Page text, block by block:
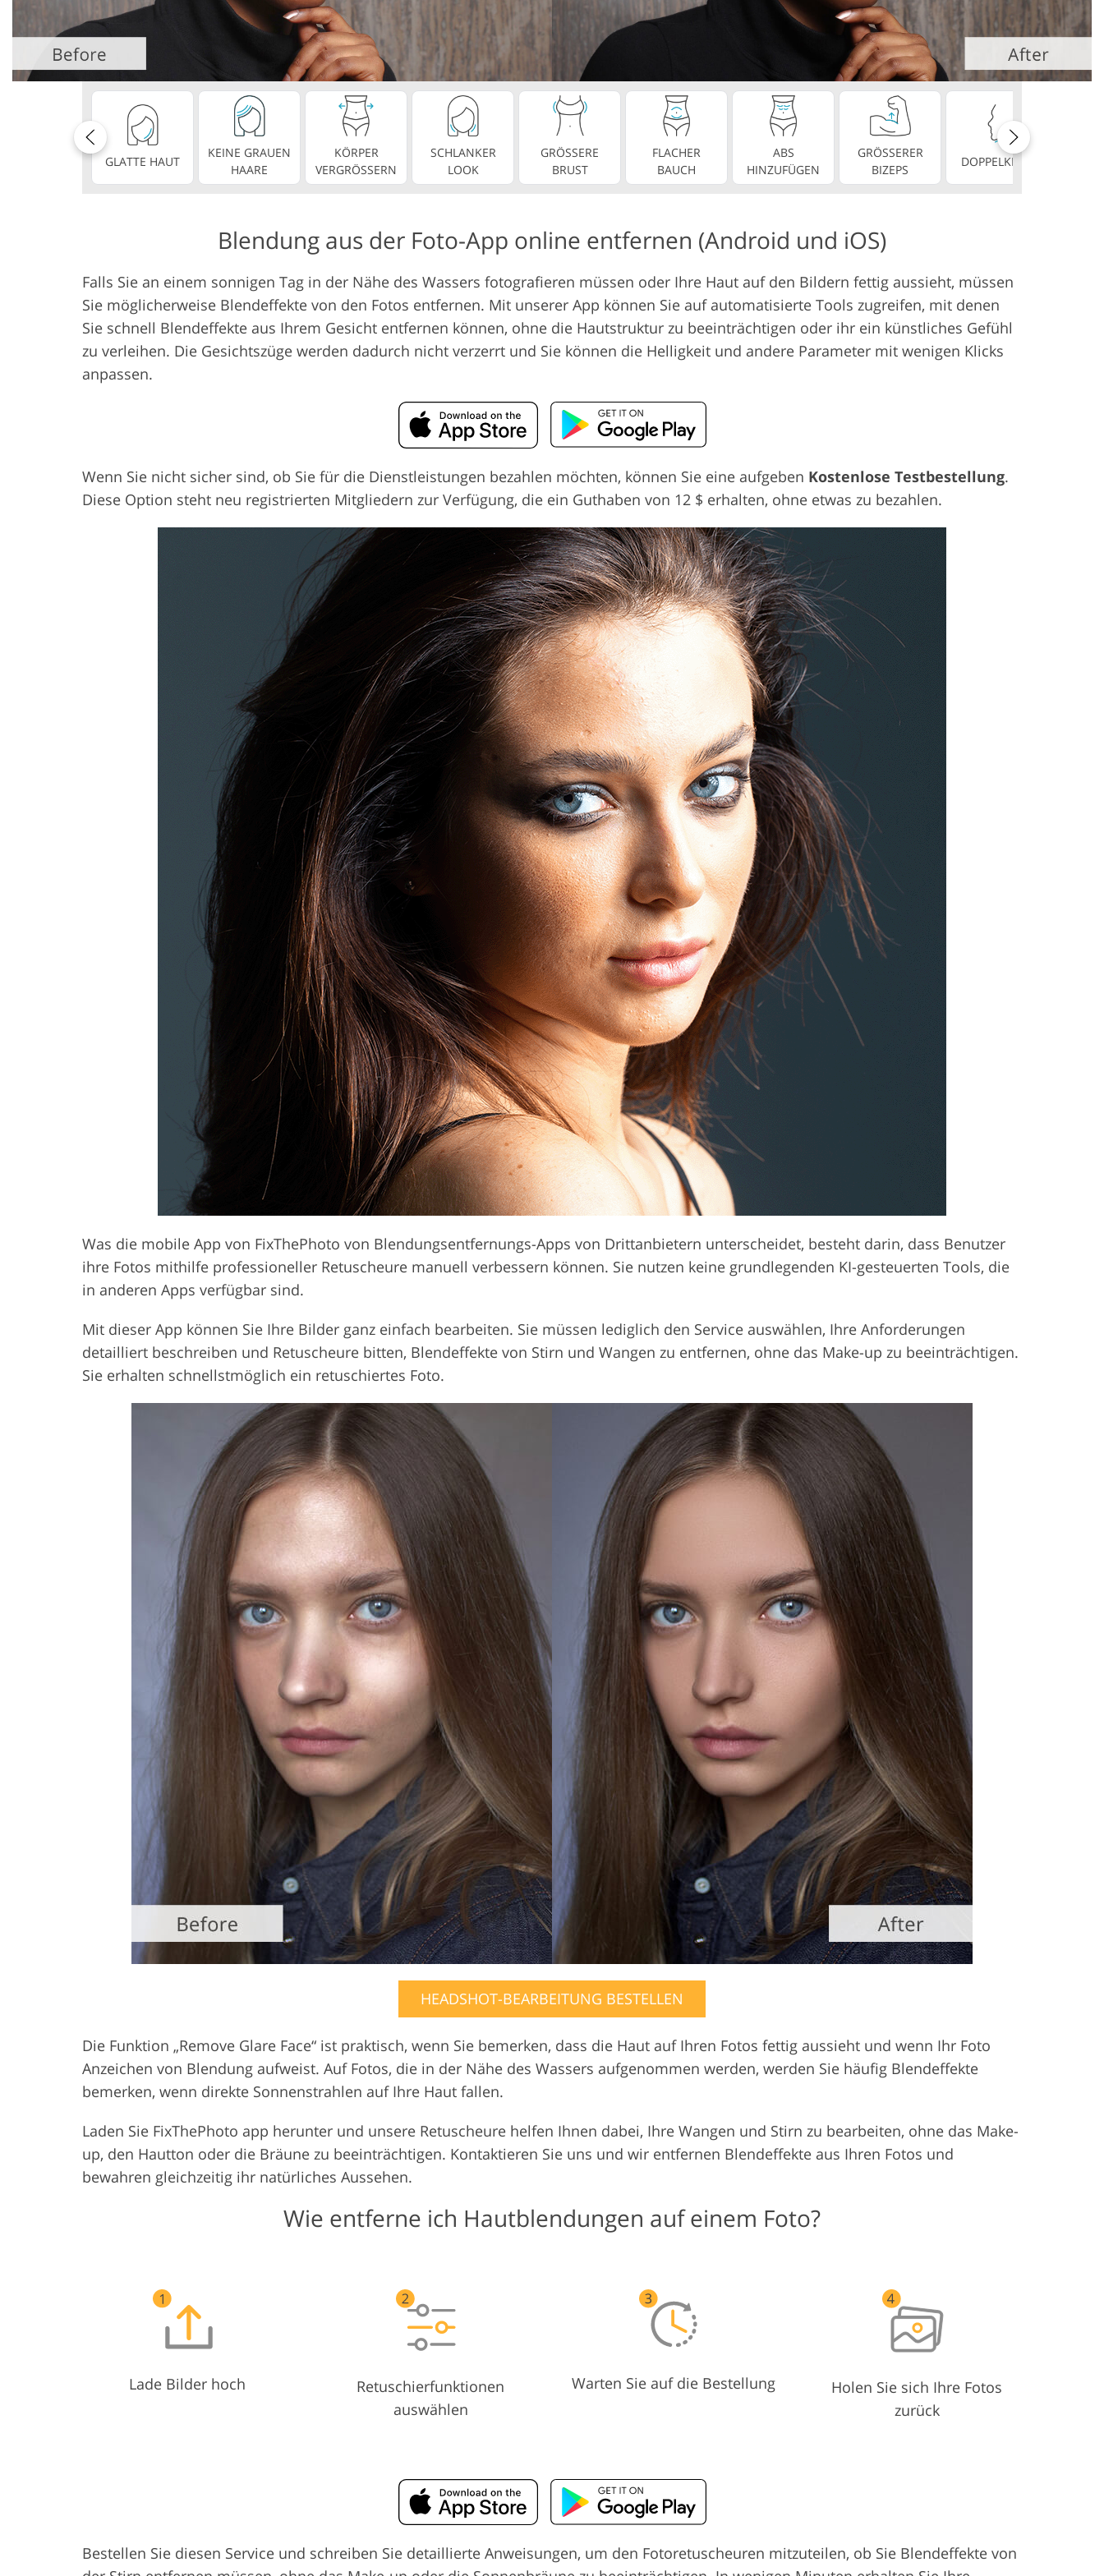
Produkt-Fotobearbeitung Schmuck-Fotobearbeitung KI-Trainingsdaten
GLATTE HAUT
KEINE GRAUEN
HAARE
KÖRPER
VERGRÖSSERN
SCHLANKER
LOOK
GRÖSSERE
BRUST
FLACHER
BAUCH
ABS
HINZUFÜGEN
GRÖSSERER
BIZEPS
DOPPELKINN
Blendung aus der Foto-App online entfernen (Android und iOS)
Falls Sie an einem sonnigen Tag in der Nähe des Wassers fotografieren müssen oder Ihre Haut auf den Bildern fettig aussieht, müssen
Sie möglicherweise Blendeffekte von den Fotos entfernen. Mit unserer App können Sie auf automatisierte Tools zugreifen, mit denen
Sie schnell Blendeffekte aus Ihrem Gesicht entfernen können, ohne die Hautstruktur zu beeinträchtigen oder ihr ein künstliches Gefühl
zu verleihen. Die Gesichtszüge werden dadurch nicht verzerrt und Sie können die Helligkeit und andere Parameter mit wenigen Klicks
anpassen.
Wenn Sie nicht sicher sind, ob Sie für die Dienstleistungen bezahlen möchten, können Sie eine aufgeben Kostenlose Testbestellung.
Diese Option steht neu registrierten Mitgliedern zur Verfügung, die ein Guthaben von 12 $ erhalten, ohne etwas zu bezahlen.
Was die mobile App von FixThePhoto von Blendungsentfernungs-Apps von Drittanbietern unterscheidet, besteht darin, dass Benutzer
ihre Fotos mithilfe professioneller Retuscheure manuell verbessern können. Sie nutzen keine grundlegenden KI-gesteuerten Tools, die
in anderen Apps verfügbar sind.
Mit dieser App können Sie Ihre Bilder ganz einfach bearbeiten. Sie müssen lediglich den Service auswählen, Ihre Anforderungen
detailliert beschreiben und Retuscheure bitten, Blendeffekte von Stirn und Wangen zu entfernen, ohne das Make-up zu beeinträchtigen.
Sie erhalten schnellstmöglich ein retuschiertes Foto.
HEADSHOT-BEARBEITUNG BESTELLEN
Die Funktion „Remove Glare Face“ ist praktisch, wenn Sie bemerken, dass die Haut auf Ihren Fotos fettig aussieht und wenn Ihr Foto
Anzeichen von Blendung aufweist. Auf Fotos, die in der Nähe des Wassers aufgenommen werden, werden Sie häufig Blendeffekte
bemerken, wenn direkte Sonnenstrahlen auf Ihre Haut fallen.
Laden Sie FixThePhoto app herunter und unsere Retuscheure helfen Ihnen dabei, Ihre Wangen und Stirn zu bearbeiten, ohne das Make-
up, den Hautton oder die Bräune zu beeinträchtigen. Kontaktieren Sie uns und wir entfernen Blendeffekte aus Ihren Fotos und
bewahren gleichzeitig ihr natürliches Aussehen.
Wie entferne ich Hautblendungen auf einem Foto?
Lade Bilder hoch
Retuschierfunktionen
auswählen
Warten Sie auf die Bestellung
Holen Sie sich Ihre Fotos
zurück
Bestellen Sie diesen Service und schreiben Sie detaillierte Anweisungen, um den Fotoretuscheuren mitzuteilen, ob Sie Blendeffekte von